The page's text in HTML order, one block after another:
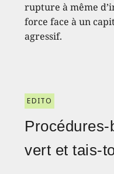
rupture à même
force face à un
agressif.
EDITO
vert et tais-